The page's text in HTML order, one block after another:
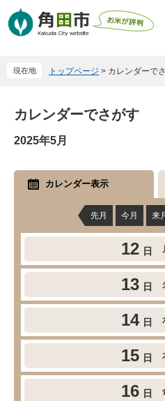
ー
ニ
現在地 トップページ > カレンダーで
文
カレンダーでさがす
2025年5月
カレンダー表示
先月 今月 来
12 日
13 日
14 日
15 日
16 日